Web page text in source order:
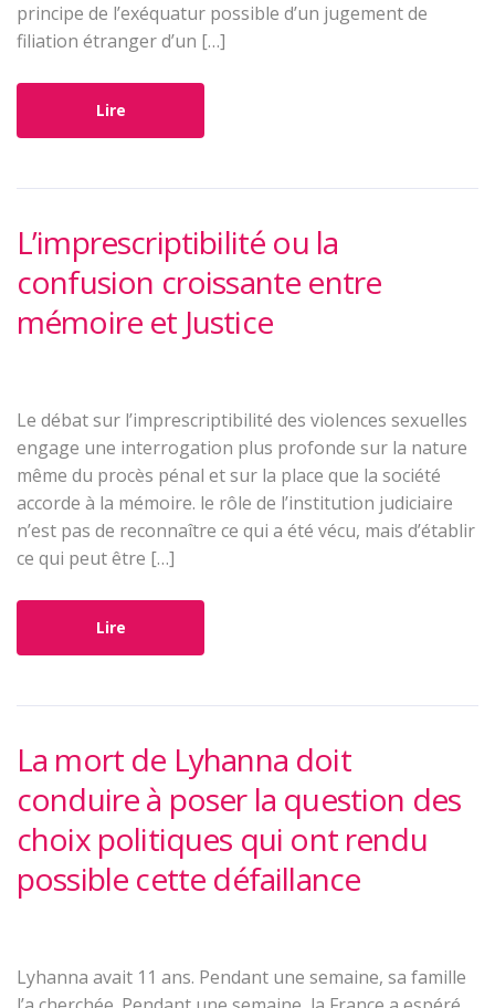
principe de l’exéquatur possible d’un jugement de
filiation étranger d’un […]
Lire
L’imprescriptibilité ou la
confusion croissante entre
mémoire et Justice
Le débat sur l’imprescriptibilité des violences sexuelles
engage une interrogation plus profonde sur la nature
même du procès pénal et sur la place que la société
accorde à la mémoire. le rôle de l’institution judiciaire
n’est pas de reconnaître ce qui a été vécu, mais d’établir
ce qui peut être […]
Lire
La mort de Lyhanna doit
conduire à poser la question des
choix politiques qui ont rendu
possible cette défaillance
Lyhanna avait 11 ans. Pendant une semaine, sa famille